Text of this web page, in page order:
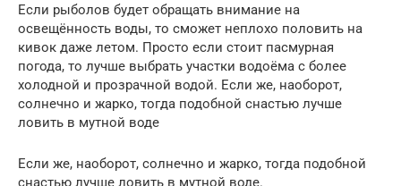
Если рыболов будет обращать внимание на
освещённость воды, то сможет неплохо половить на
кивок даже летом. Просто если стоит пасмурная
погода, то лучше выбрать участки водоёма с более
холодной и прозрачной водой. Если же, наоборот,
солнечно и жарко, тогда подобной снастью лучше
ловить в мутной воде
Если же, наоборот, солнечно и жарко, тогда подобной
снастью лучше ловить в мутной воде.